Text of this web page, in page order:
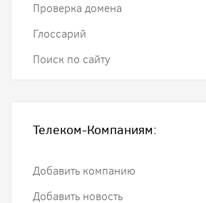
Проверка домена
Глоссарий
Поиск по сайту
Телеком-Компаниям:
Добавить компанию
Добавить новость